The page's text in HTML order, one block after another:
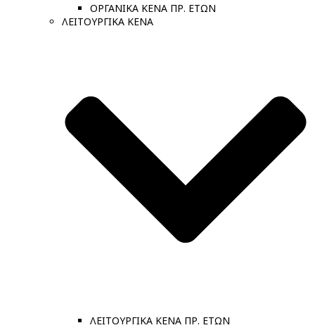
ΟΡΓΑΝΙΚΑ ΚΕΝΑ ΠΡ. ΕΤΩΝ
ΛΕΙΤΟΥΡΓΙΚΑ ΚΕΝΑ
ΛΕΙΤΟΥΡΓΙΚΑ ΚΕΝΑ ΠΡ. ΕΤΩΝ